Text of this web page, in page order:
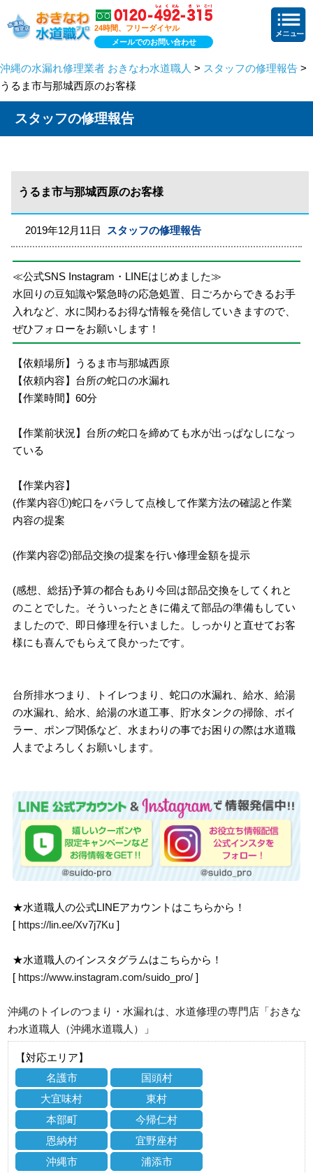
24時間、フリーダイヤル
メールでのお問い合わせ
沖縄の水漏れ修理業者 おきなわ水道職人 > スタッフの修理報告 >
うるま市与那城西原のお客様
スタッフの修理報告
うるま市与那城西原のお客様
2019年12月11日 スタッフの修理報告
≪公式SNS Instagram・LINEはじめました≫
水回りの豆知識や緊急時の応急処置、日ごろからできるお手
入れなど、水に関わるお得な情報を発信していきますので、
ぜひフォローをお願いします！
【依頼場所】うるま市与那城西原
【依頼内容】台所の蛇口の水漏れ
【作業時間】60分
【作業前状況】台所の蛇口を締めても水が出っぱなしになっ
ている
【作業内容】
(作業内容①)蛇口をバラして点検して作業方法の確認と作業
内容の提案
(作業内容②)部品交換の提案を行い修理金額を提示
(感想、総括)予算の都合もあり今回は部品交換をしてくれと
のことでした。そういったときに備えて部品の準備もしてい
ましたので、即日修理を行いました。しっかりと直せてお客
様にも喜んでもらえて良かったです。
台所排水つまり、トイレつまり、蛇口の水漏れ、給水、給湯
の水漏れ、給水、給湯の水道工事、貯水タンクの掃除、ボイ
ラー、ポンプ関係など、水まわりの事でお困りの際は水道職
人までよろしくお願いします。
★水道職人の公式LINEアカウントはこちらから！
[ https://lin.ee/Xv7j7Ku ]
★水道職人のインスタグラムはこちらから！
[ https://www.instagram.com/suido_pro/ ]
沖縄のトイレのつまり・水漏れは、水道修理の専門店「おきな
わ水道職人（沖縄水道職人）」
【対応エリア】
名護市
国頭村
大宜味村
東村
本部町
今帰仁村
恩納村
宜野座村
沖縄市
浦添市